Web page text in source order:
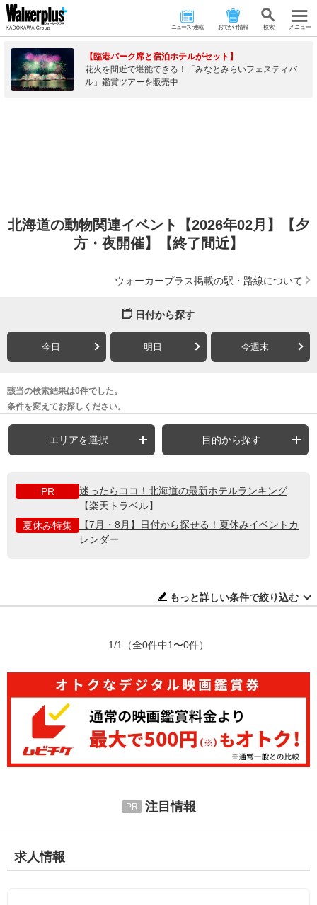
ニュース･連載 おでかけ情報 検 索 メニュー
【臨港パーク席と宿泊ホテルがセット】
花火を間近で堪能できる！「みなとみらいフェスティバ
ル」鑑賞ツアーを販売中
北海道の動物関連イベント【2026年02月】【夕
方・夜開催】【終了間近】
ウォーカープラス掲載の駅・路線について
日付から探す
今日 明日 今週末
該当の検索結果は0件でした。
条件を変えてお探しください。
エリアを選択 目的から探す
PR
迷ったらココ！北海道の最新ホテルランキング
【楽天トラベル】
夏休み特集
【7月・8月】日付から探せる！夏休みイベントカ
レンダー
もっと詳しい条件で絞り込む
1/1 （全0件中1〜0件）
注目情報
求人情報